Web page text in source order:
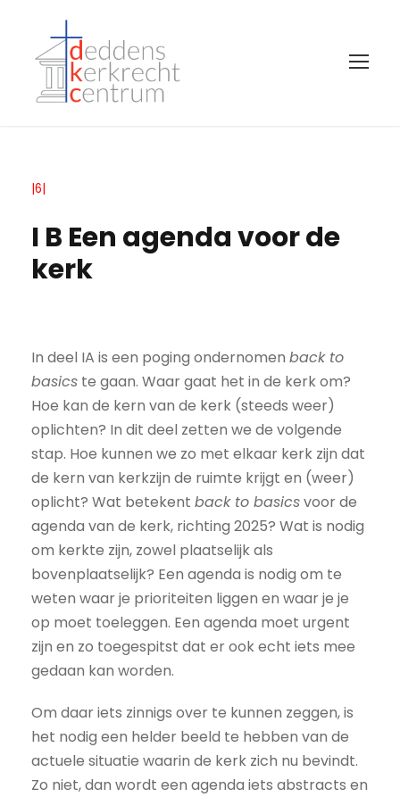
|6|
I B Een agenda voor de
kerk
In deel IA is een poging ondernomen back to
basics te gaan. Waar gaat het in de kerk om?
Hoe kan de kern van de kerk (steeds weer)
oplichten? In dit deel zetten we de volgende
stap. Hoe kunnen we zo met elkaar kerk zijn dat
de kern van kerkzijn de ruimte krijgt en (weer)
oplicht? Wat betekent back to basicsvoor de
agenda van de kerk, richting 2025? Wat is nodig
om kerkte zijn, zowel plaatselijk als
bovenplaatselijk? Een agenda is nodig om te
weten waar je prioriteiten liggen en waar je je
op moet toeleggen. Een agenda moet urgent
zijn en zo toegespitst dat er ook echt iets mee
gedaan kan worden.
Om daar iets zinnigs over te kunnen zeggen, is
het nodig een helder beeld te hebben van de
actuele situatie waarin de kerk zich nu bevindt.
Zo niet, dan wordt een agenda iets abstracts en